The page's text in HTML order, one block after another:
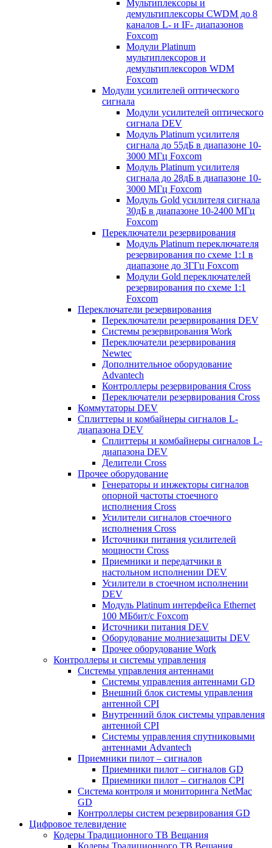
Мультиплексоры и
демультиплексоры CWDM до 8
каналов L- и IF- диапазонов
Foxcom
Модули Platinum
мультиплексоров и
демультиплексоров WDM
Foxcom
Модули усилителей оптического
сигнала
Модули усилителей оптического
сигнала DEV
Модуль Platinum усилителя
сигнала до 55дБ в диапазоне 10-
3000 МГц Foxcom
Модуль Platinum усилителя
сигнала до 28дБ в диапазоне 10-
3000 МГц Foxcom
Модуль Gold усилителя сигнала
30дБ в диапазоне 10-2400 МГц
Foxcom
Переключатели резервирования
Модуль Platinum переключателя
резервирования по схеме 1:1 в
диапазоне до 3ГГц Foxcom
Модули Gold переключателей
резервирования по схеме 1:1
Foxcom
Переключатели резервирования
Переключатели резервирования DEV
Системы резервирования Work
Переключатели резервирования
Newtec
Дополнительное оборудование
Advantech
Контроллеры резервирования Cross
Переключатели резервирования Cross
Коммутаторы DEV
Сплиттеры и комбайнеры сигналов L-
диапазона DEV
Сплиттеры и комбайнеры сигналов L-
диапазона DEV
Делители Cross
Прочее оборудование
Генераторы и инжекторы сигналов
опорной частоты стоечного
исполнения Cross
Усилители сигналов стоечного
исполнения Cross
Источники питания усилителей
мощности Cross
Приемники и передатчики в
настольном исполнении DEV
Усилители в стоечном исполнении
DEV
Модуль Platinum интерфейса Ethernet
100 МБбит/с Foxcom
Источники питания DEV
Оборудование молниезащиты DEV
Прочее оборудование Work
Контроллеры и системы управления
Системы управления антеннами
Системы управления антеннами GD
Внешний блок системы управления
антенной CPI
Внутренний блок системы управления
антенной CPI
Системы управления спутниковыми
антеннами Advantech
Приемники пилот – сигналов
Приемники пилот – сигналов GD
Приемники пилот – сигналов CPI
Система контроля и мониторинга NetMac
GD
Контроллеры систем резервирования GD
Цифровое телевидение
Кодеры Традиционного ТВ Вещания
Кодеры Традиционного ТВ Вещания